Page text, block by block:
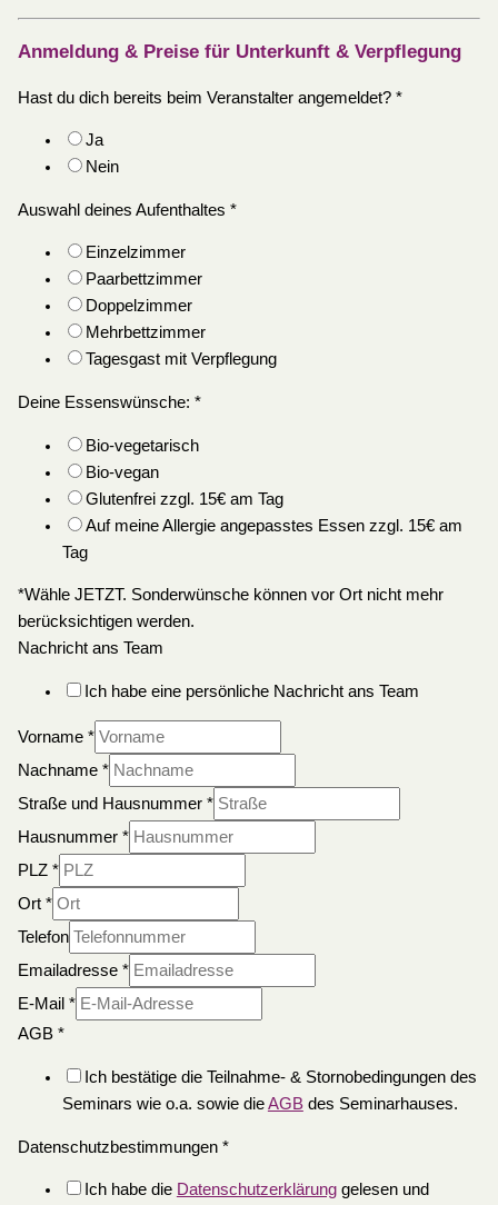
Anmeldung & Preise für Unterkunft & Verpflegung
Hast du dich bereits beim Veranstalter angemeldet? *
Ja
Nein
Auswahl deines Aufenthaltes *
Einzelzimmer
Paarbettzimmer
Doppelzimmer
Mehrbettzimmer
Tagesgast mit Verpflegung
Deine Essenswünsche: *
Bio-vegetarisch
Bio-vegan
Glutenfrei zzgl. 15€ am Tag
Auf meine Allergie angepasstes Essen zzgl. 15€ am
Tag
*Wähle JETZT. Sonderwünsche können vor Ort nicht mehr
berücksichtigen werden.
Nachricht ans Team
Ich habe eine persönliche Nachricht ans Team
Vorname *
Nachname *
Straße und Hausnummer *
Hausnummer *
PLZ *
Ort *
Telefon
Emailadresse *
E-Mail *
AGB *
Ich bestätige die Teilnahme- & Stornobedingungen des
Seminars wie o.a. sowie dieAGBdes Seminarhauses.
Datenschutzbestimmungen *
Ich habe die Datenschutzerklärunggelesen und